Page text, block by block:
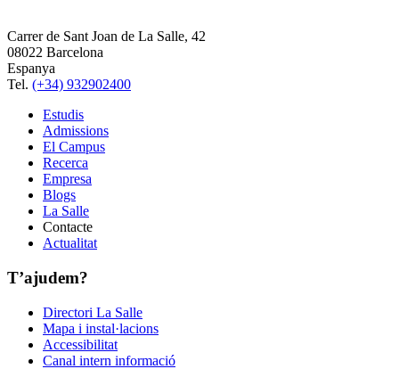
Carrer de Sant Joan de La Salle, 42
08022 Barcelona
Espanya
Tel. (+34) 932902400
Estudis
Admissions
El Campus
Recerca
Empresa
Blogs
La Salle
Contacte
Actualitat
T’ajudem?
Directori La Salle
Mapa i instal·lacions
Accessibilitat
Canal intern informació